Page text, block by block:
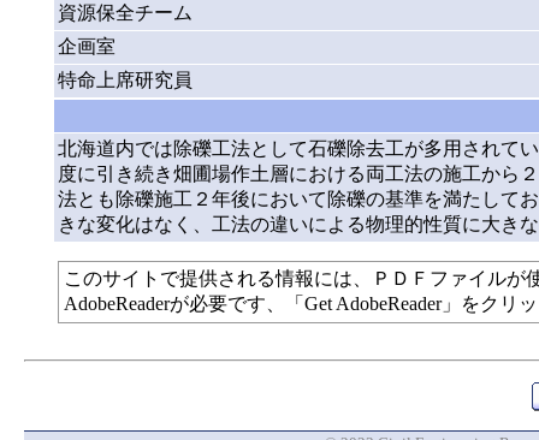
資源保全チーム
企画室
特命上席研究員
北海道内では除礫工法として石礫除去工が多用されて
度に引き続き畑圃場作土層における両工法の施工から
法とも除礫施工２年後において除礫の基準を満たして
きな変化はなく、工法の違いによる物理的性質に大き
このサイトで提供される情報には、ＰＤＦファイル
AdobeReaderが必要です、「Get AdobeReader」をク